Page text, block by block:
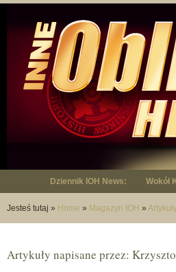
Dziennik IOH News: Wokół
Jesteś tutaj » Home » Magazyn IOH »
Artykuły napisane przez: